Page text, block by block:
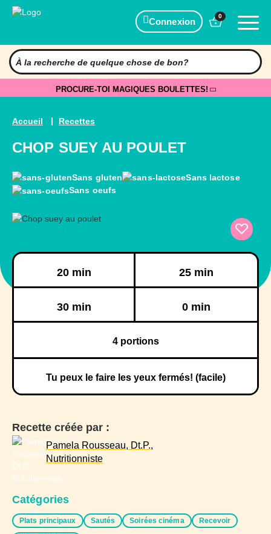
Connexion
0
PROCURE-TOI MAGIQUES BOULETTES!
Accueil Recettes
CHOP SUEY AU POULET
Sans gluten
Sans lactose
Sans oeufs
20 min 25 min
30 min 0 min
4portions
Tu peux le faire les yeux fermés! (facile)
Recette créée par :
Pamela Rousseau, Dt.P.,
Nutritionniste
Catégories
Plats principaux Sautés Soirées cinéma Recevoir